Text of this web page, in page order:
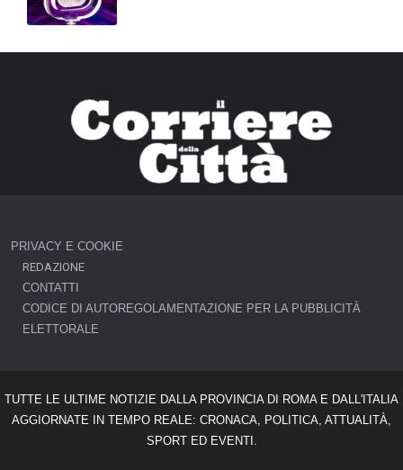
PRIVACY E COOKIE
REDAZIONE
CONTATTI
CODICE DI AUTOREGOLAMENTAZIONE PER LA PUBBLICITÀ
ELETTORALE
TUTTE LE ULTIME NOTIZIE DALLA PROVINCIA DI ROMA E DALL'ITALIA
AGGIORNATE IN TEMPO REALE: CRONACA, POLITICA, ATTUALITÀ,
SPORT ED EVENTI.